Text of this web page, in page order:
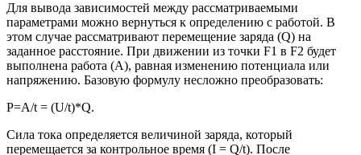
Для вывода зависимостей между рассматриваемыми
параметрами можно вернуться к определению с работой. В
этом случае рассматривают перемещение заряда (Q) на
заданное расстояние. При движении из точки F1 в F2 будет
выполнена работа (А), равная изменению потенциала или
напряжению. Базовую формулу несложно преобразовать:
P=A/t = (U/t)*Q.
Сила тока определяется величиной заряда, который
перемещается за контрольное время (I = Q/t). После